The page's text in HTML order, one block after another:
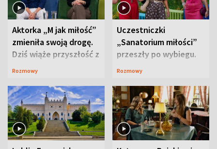
Aktorka „M jak miłość”
zmieniła swoją drogę.
Dziś wiąże przyszłość z
neurobiologią
Rozmowy
Uczestniczki
„Sanatorium miłości”
przeszły po wybiegu.
Te stylizacje
Rozmowy